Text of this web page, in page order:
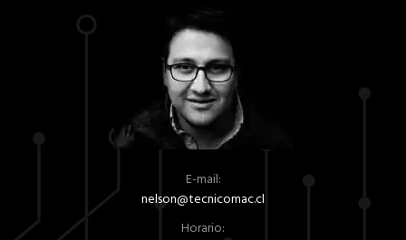
E-mail:
nelson@tecnicomac.cl
Horario: